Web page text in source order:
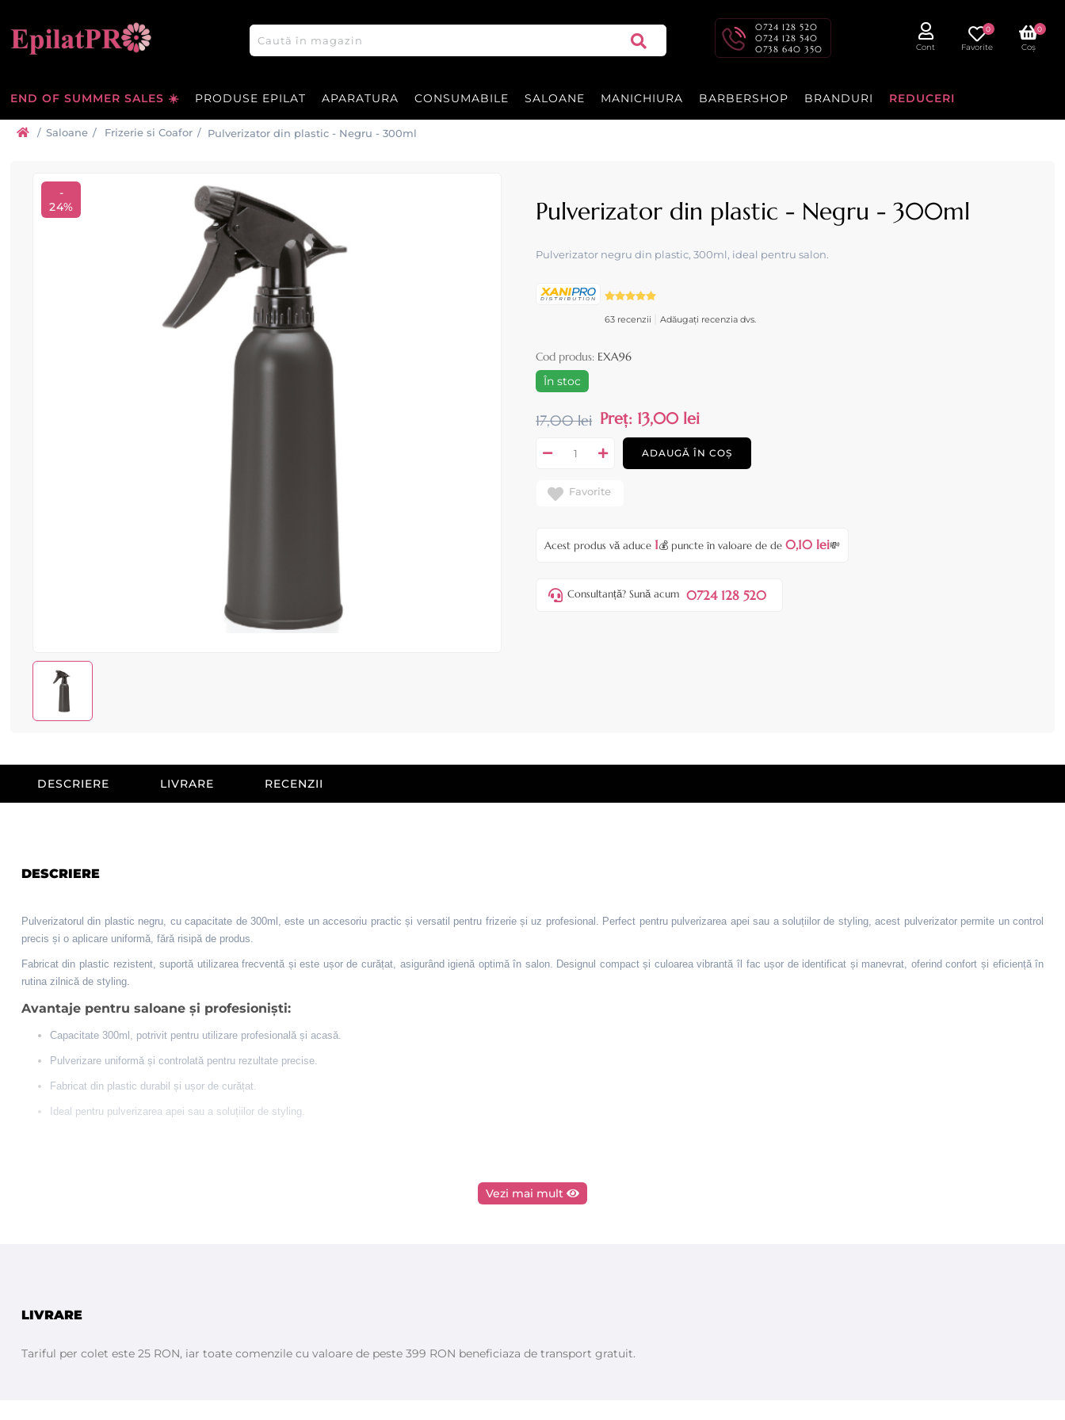
0724 128 520
0724 128 540
0738 640 350
Cont Favorite
0
Coș
0
END OF SUMMER SALES ☀️ PRODUSE EPILAT APARATURA CONSUMABILE SALOANE MANICHIURA BARBERSHOP BRANDURI REDUCERI
/ Saloane / Frizerie si Coafor / Pulverizator din plastic - Negru - 300ml
-
24%
Pulverizator din plastic - Negru - 300ml
Pulverizator negru din plastic, 300ml, ideal pentru salon.
63 recenzii Adăugați recenzia dvs.
Cod produs: EXA96
În stoc
17,00 lei Preț: 13,00 lei
ADAUGĂ ÎN COȘ
Favorite
Acest produs vă aduce 1💰 puncte în valoare de de0,10 lei💸
Consultanță? Sună acum 0724 128 520
DESCRIERE LIVRARE RECENZII
DESCRIERE
Pulverizatorul din plastic negru, cu capacitate de 300ml, este un accesoriu practic și versatil pentru frizerie și uz profesional. Perfect pentru pulverizarea apei sau a soluțiilor de styling, acest pulverizator permite un control
precis și o aplicare uniformă, fără risipă de produs.
Fabricat din plastic rezistent, suportă utilizarea frecventă și este ușor de curățat, asigurând igienă optimă în salon. Designul compact și culoarea vibrantă îl fac ușor de identificat și manevrat, oferind confort și eficiență în
rutina zilnică de styling.
Avantaje pentru saloane și profesioniști:
Capacitate 300ml, potrivit pentru utilizare profesională și acasă.
Pulverizare uniformă și controlată pentru rezultate precise.
Fabricat din plastic durabil și ușor de curățat.
Ideal pentru pulverizarea apei sau a soluțiilor de styling.
Vezi mai mult
LIVRARE
Tariful per colet este 25 RON, iar toate comenzile cu valoare de peste 399 RON beneficiaza de transport gratuit.